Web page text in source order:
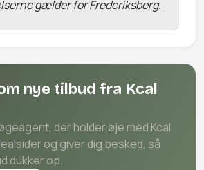
gælder for Frederiksberg.
nye tilbud fra Kcal
der holder øje med Kcal
og giver dig besked, så
dukker op.